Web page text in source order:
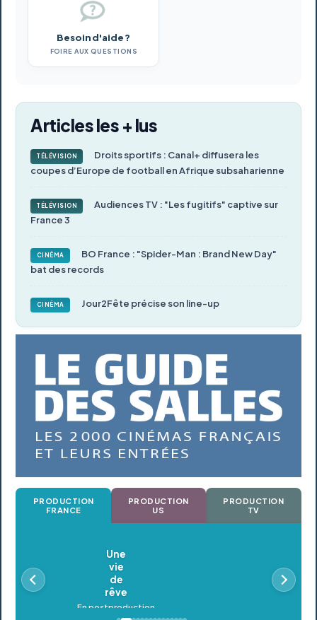
Besoin d'aide ?
FOIRE AUX QUESTIONS
Articles les + lus
TÉLÉVISION
Droits sportifs : Canal+ diffusera les
coupes d’Europe de football en Afrique subsaharienne
TÉLÉVISION
Audiences TV : "Les fugitifs" captive sur
France 3
CINÉMA
BO France : "Spider-Man : Brand New Day"
bat des records
CINÉMA Jour2Fête précise son line-up
PRODUCTION
FRANCE
PRODUCTION
US
PRODUCTION
TV
Oldeupe
En postproduction